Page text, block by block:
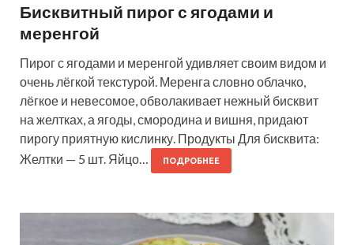
Бисквитный пирог с ягодами и
меренгой
Пирог с ягодами и меренгой удивляет своим видом и
очень лёгкой текстурой. Меренга словно облачко,
лёгкое и невесомое, обволакивает нежный бисквит
на желтках, а ягоды, смородина и вишня, придают
пирогу приятную кислинку. Продукты Для бисквита:
Желтки — 5 шт. Яйцо…
ПОДРОБНЕЕ